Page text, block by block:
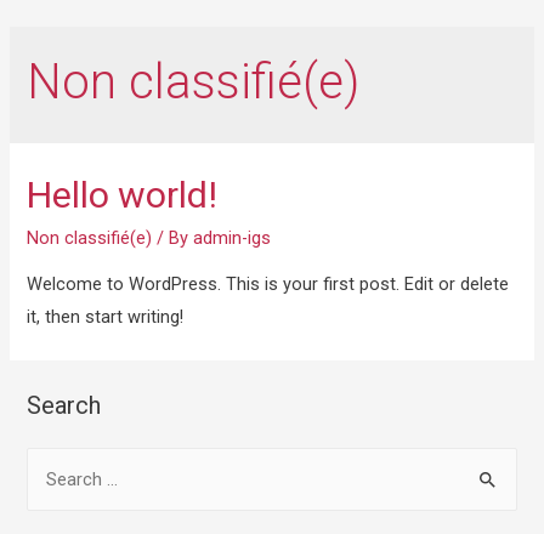
Non classifié(e)
Hello world!
Non classifié(e) / Byadmin-igs
Welcome to WordPress. This is your first post. Edit or delete
it, then start writing!
Search